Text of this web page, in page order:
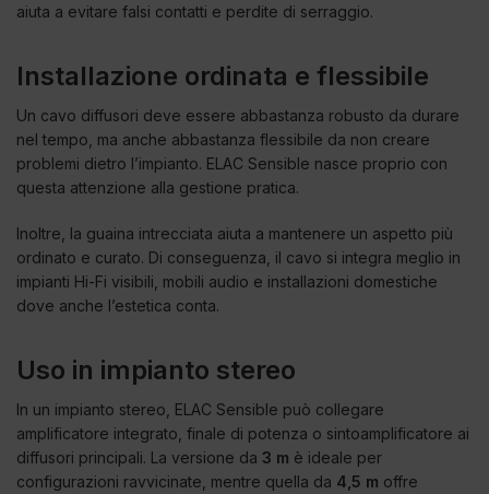
aiuta a evitare falsi contatti e perdite di serraggio.
Installazione ordinata e flessibile
Un cavo diffusori deve essere abbastanza robusto da durare
nel tempo, ma anche abbastanza flessibile da non creare
problemi dietro l’impianto. ELAC Sensible nasce proprio con
questa attenzione alla gestione pratica.
Inoltre, la guaina intrecciata aiuta a mantenere un aspetto più
ordinato e curato. Di conseguenza, il cavo si integra meglio in
impianti Hi-Fi visibili, mobili audio e installazioni domestiche
dove anche l’estetica conta.
Uso in impianto stereo
In un impianto stereo, ELAC Sensible può collegare
amplificatore integrato, finale di potenza o sintoamplificatore ai
diffusori principali. La versione da 3 m è ideale per
configurazioni ravvicinate, mentre quella da 4,5 m offre